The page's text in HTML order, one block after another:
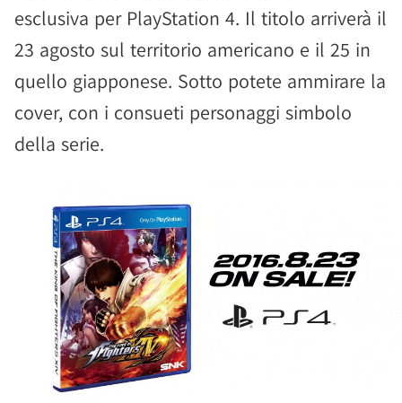
esclusiva per PlayStation 4. Il titolo arriverà il
23 agosto sul territorio americano e il 25 in
quello giapponese. Sotto potete ammirare la
cover, con i consueti personaggi simbolo
della serie.